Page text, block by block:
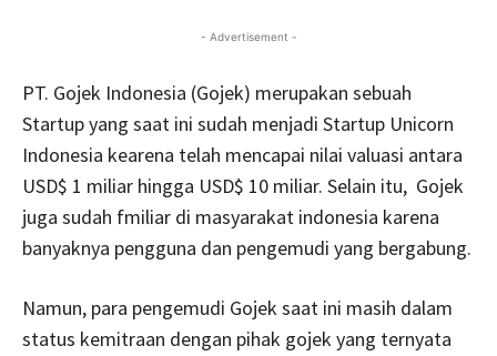
- Advertisement -
PT. Gojek Indonesia (Gojek) merupakan sebuah
Startup yang saat ini sudah menjadi Startup Unicorn
Indonesia kearena telah mencapai nilai valuasi antara
USD$ 1 miliar hingga USD$ 10 miliar. Selain itu, Gojek
juga sudah fmiliar di masyarakat indonesia karena
banyaknya pengguna dan pengemudi yang bergabung.
Namun, para pengemudi Gojek saat ini masih dalam
status kemitraan dengan pihak gojek yang ternyata